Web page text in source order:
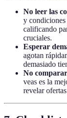
No leer las
y condiciones
calificando
cruciales.
Esperar
agotan
demasiado
No
veas es la
revelar